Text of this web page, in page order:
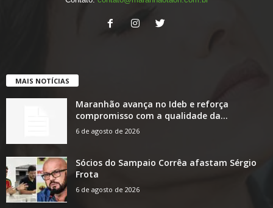
MAIS NOTÍCIAS
Maranhão avança no Ideb e reforça
compromisso com a qualidade da...
6 de agosto de 2026
Sócios do Sampaio Corrêa afastam Sérgio
Frota
6 de agosto de 2026